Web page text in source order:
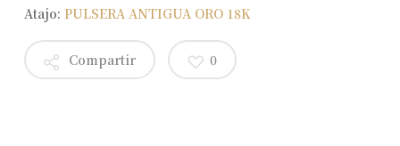
Atajo: PULSERA ANTIGUA ORO 18K
Compartir 0